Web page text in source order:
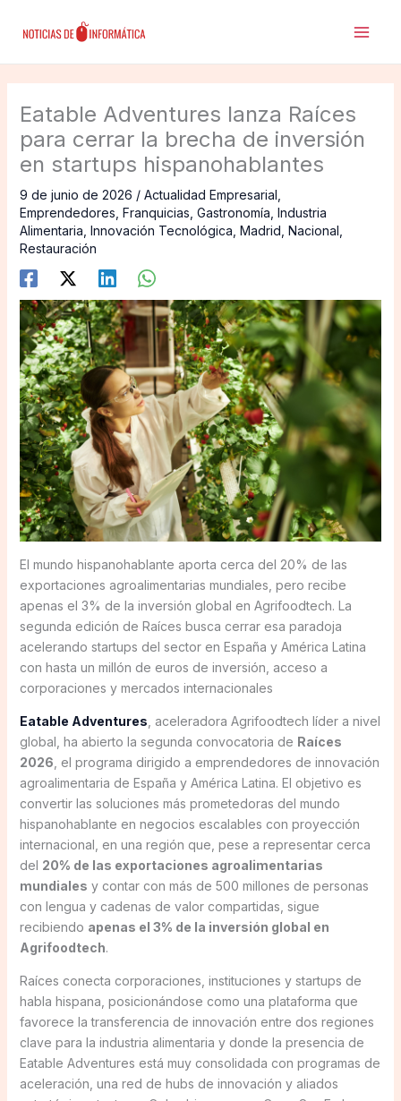
Eatable Adventures lanza Raíces
para cerrar la brecha de inversión
en startups hispanohablantes
9 de junio de 2026 / Actualidad Empresarial
Emprendedores Franquicias Gastronomía Industria
Alimentaria Innovación Tecnológica Madrid Nacional
Restauración
El mundo hispanohablante aporta cerca del 20% de las
exportaciones agroalimentarias mundiales, pero recibe
apenas el 3% de la inversión global en Agrifoodtech. La
segunda edición de Raíces busca cerrar esa paradoja
acelerando startups del sector en España y América Latina
con hasta un millón de euros de inversión, acceso a
corporaciones y mercados internacionales
Eatable Adventures , aceleradora Agrifoodtech líder a nivel
global, ha abierto la segunda convocatoria de Raíces
2026 , el programa dirigido a emprendedores de innovación
agroalimentaria de España y América Latina. El objetivo es
convertir las soluciones más prometedoras del mundo
hispanohablante en negocios escalables con proyección
internacional, en una región que, pese a representar cerca
del 20% de las exportaciones agroalimentarias
mundiales y contar con más de 500 millones de personas
con lengua y cadenas de valor compartidas, sigue
recibiendo apenas el 3% de la inversión global en
Agrifoodtech.
Raíces conecta corporaciones, instituciones y startups de
habla hispana, posicionándose como una plataforma que
favorece la transferencia de innovación entre dos regiones
clave para la industria alimentaria y donde la presencia de
Eatable Adventures está muy consolidada con programas de
aceleración, una red de hubs de innovación y aliados